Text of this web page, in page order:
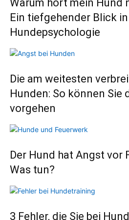
Warum hört mein Hund
Ein tiefgehender Blick
Hundepsychologie
Die am weitesten
Hunden: So können Sie
vorgehen
Der Hund hat Angst vor
Was tun?
3 Fehler, die Sie bei